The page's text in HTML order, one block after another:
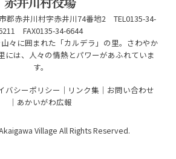
郡赤井川村字赤井川74番地2 TEL0135-34-
FAX0135-34-6644
々に囲まれた「カルデラ」の里。さわやか
には、人々の情熱とパワーがあふれていま
す。
バシーポリシー リンク集
お問い合わせ
あかいがわ広報
Village All Rights Reserved.